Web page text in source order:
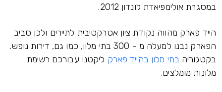
במסגרת אולימפיאדת לונדון 2012.
הייד פארק מהווה נקודת ציון אטרקטיבית לתיירים ולכן סביב
הפארק נבנו למעלה מ - 300 בתי מלון, כמו גם, דירות נופש.
בקטגוריה בתי מלון בהייד פארק ליקטנו עבורכם רשימת
מלונות מומלצים.